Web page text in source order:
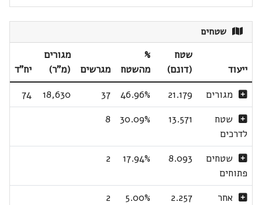
שטחים
ייעוד
שטח
(דונם)
%
מהשטח
מגרשים
מגורים
(מ"ר)
יח"ד
מגורים
21.179
46.96%
37
18,630
74
שטח
לדרכים
13.571
30.09%
8
שטחים
פתוחים
8.093
17.94%
2
אחר 2.257
5.00%
2